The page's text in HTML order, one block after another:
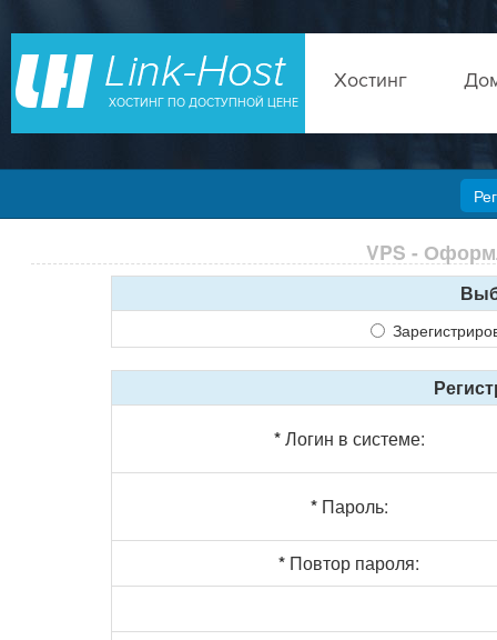
ХОСТИНГ ПО ДОСТУПНОЙ ЦЕНЕ
Хостинг
VPS -
*Логин в системе:
* Пароль:
* Повтор пароля: